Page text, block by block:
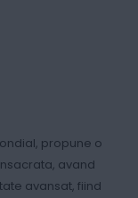
propune o
avand
avansat, fiind